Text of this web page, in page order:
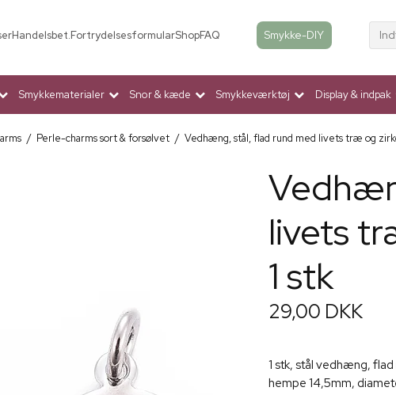
Handelsbet.FortrydelsesformularShopFAQ Smykke-DIY
Smykkematerialer Snor & kæde Smykkeværktøj Display & indpak
/ Perle-charms sort & forsølvet / Vedhæng, stål, flad rund med livets træ og
livets
1 stk
29,00 DKK
1 stk, stål vedhæng,
hempe 14,5mm,